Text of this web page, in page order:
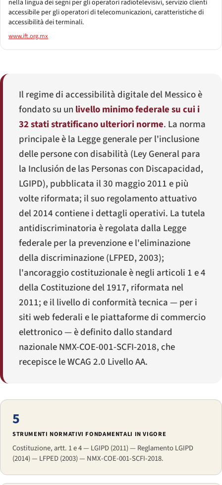
nella lingua dei segni per gli operatori radiotelevisivi, servizio clienti
accessibile per gli operatori di telecomunicazioni, caratteristiche di
accessibilità dei terminali.
www.ift.org.mx
Il regime di accessibilità digitale del Messico è
fondato su un livello minimo federale su cui i
32 stati stratificano ulteriori norme. La norma
principale è la Legge generale per l'inclusione
delle persone con disabilità (Ley General para
la Inclusión de las Personas con Discapacidad,
LGIPD), pubblicata il 30 maggio 2011 e più
volte riformata; il suo regolamento attuativo
del 2014 contiene i dettagli operativi. La tutela
antidiscriminatoria è regolata dalla Legge
federale per la prevenzione e l'eliminazione
della discriminazione (LFPED, 2003);
l'ancoraggio costituzionale è negli articoli 1 e 4
della Costituzione del 1917, riformata nel
2011; e il livello di conformità tecnica — per i
siti web federali e le piattaforme di commercio
elettronico — è definito dallo standard
nazionale NMX-COE-001-SCFI-2018, che
recepisce le WCAG 2.0 Livello AA.
5
STRUMENTI NORMATIVI FONDAMENTALI IN VIGORE
Costituzione, artt. 1 e 4 — LGIPD (2011) — Reglamento LGIPD
(2014) — LFPED (2003) — NMX-COE-001-SCFI-2018.